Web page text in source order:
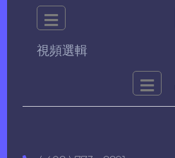
視頻選輯